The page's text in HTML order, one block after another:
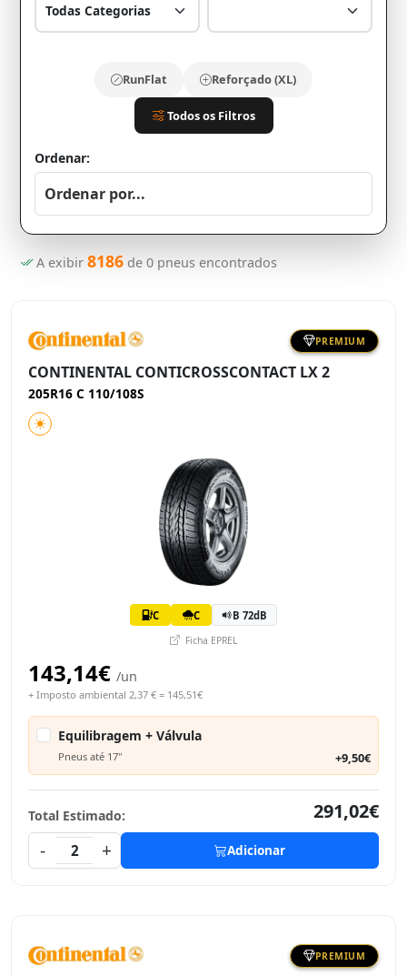
RunFlat Reforçado (XL)
Todos os Filtros
Ordenar:
A exibir 8186 de 0 pneus encontrados
PREMIUM
CONTINENTAL CONTICROSSCONTACT LX 2
205R16 C 110/108S
C C B 72dB
Ficha EPREL
143,14€ /un
+ Imposto ambiental 2,37 € = 145,51€
Equilibragem + Válvula
Pneus até 17" +9,50€
Total Estimado:
291,02€
-
2 + Adicionar
PREMIUM